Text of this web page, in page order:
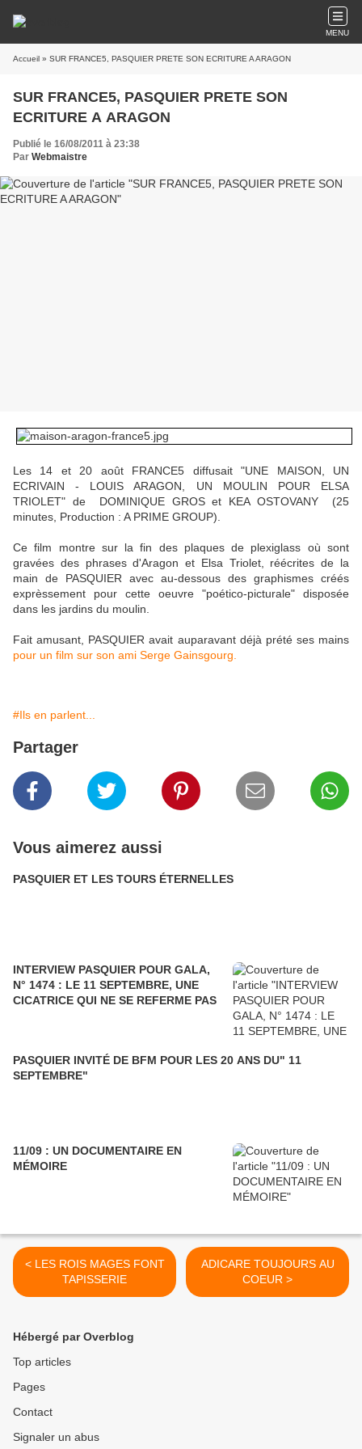
MENU
Accueil » SUR FRANCE5, PASQUIER PRETE SON ECRITURE A ARAGON
SUR FRANCE5, PASQUIER PRETE SON
ECRITURE A ARAGON
Publié le 16/08/2011 à 23:38
Par Webmaistre
Les 14 et 20 août FRANCE5 diffusait "UNE MAISON, UN
ECRIVAIN - LOUIS ARAGON, UN MOULIN POUR ELSA
TRIOLET" de DOMINIQUE GROS et KEA OSTOVANY
(25
minutes, Production : A PRIME GROUP)
Ce film montre sur la fin des plaques de plexiglass où sont
gravées des phrases d'Aragon et Elsa Triolet, réécrites de la
main de PASQUIER avec au-dessous des graphismes créés
exprèssement pour cette oeuvre "poético-picturale" disposée
dans les jardins du moulin.
Fait amusant, PASQUIER avait auparavant déjà prété ses mains
pour un film sur son ami Serge Gainsgourg.
#Ils en parlent...
Partager
Vous aimerez aussi
PASQUIER ET LES TOURS ÉTERNELLES
INTERVIEW PASQUIER POUR GALA,
N° 1474 : LE 11 SEPTEMBRE, UNE
CICATRICE QUI NE SE REFERME PAS
PASQUIER INVITÉ DE BFM POUR LES 20 ANS DU" 11
SEPTEMBRE"
11/09 : UN DOCUMENTAIRE EN
MÉMOIRE
< LES ROIS MAGES FONT
TAPISSERIE
ADICARE TOUJOURS AU
COEUR >
Hébergé par Overblog
Top articles
Pages
Contact
Signaler un abus